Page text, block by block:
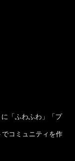
「ふわふわ」「プ
コミュニティを作